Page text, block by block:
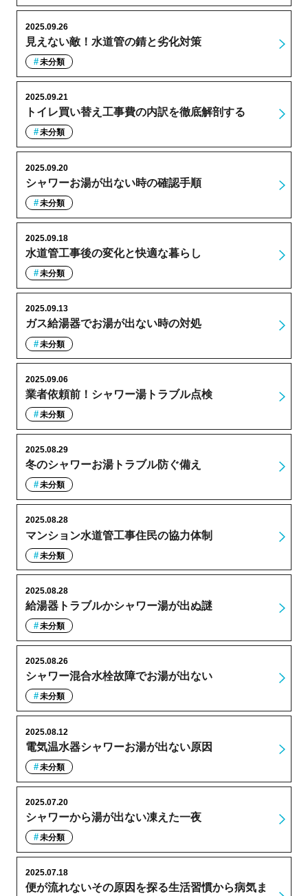
見えない敵！水道管の錆と劣化対策
2025.09.26
未分類
トイレ買い替え工事費の内訳を徹底解剖する
2025.09.21
未分類
シャワーお湯が出ない時の確認手順
2025.09.20
未分類
水道管工事後の変化と快適な暮らし
2025.09.18
未分類
ガス給湯器でお湯が出ない時の対処
2025.09.13
未分類
業者依頼前！シャワー湯トラブル点検
2025.09.06
未分類
冬のシャワーお湯トラブル防ぐ備え
2025.08.29
未分類
マンション水道管工事住民の協力体制
2025.08.28
未分類
給湯器トラブルかシャワー湯が出ぬ謎
2025.08.28
未分類
シャワー混合水栓故障でお湯が出ない
2025.08.26
未分類
電気温水器シャワーお湯が出ない原因
2025.08.12
未分類
シャワーから湯が出ない凍えた一夜
2025.07.20
未分類
便が流れないその原因を探る生活習慣から病気ま
2025.07.18